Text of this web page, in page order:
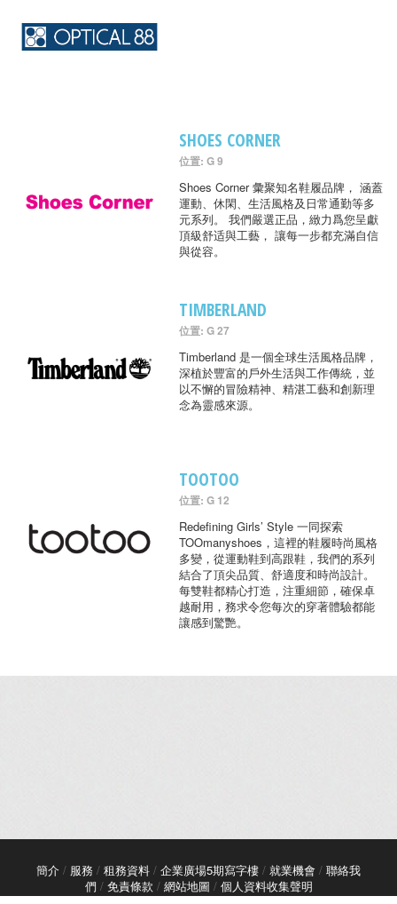
SHOES CORNER
位置: G 9
Shoes Corner 彙聚知名鞋履品牌， 涵蓋
運動、休閑、生活風格及日常通勤等多
元系列。 我們嚴選正品，緻力爲您呈獻
頂級舒适與工藝， 讓每一步都充滿自信
與從容。
TIMBERLAND
位置: G 27
Timberland 是一個全球生活風格品牌，
深植於豐富的戶外生活與工作傳統，並
以不懈的冒險精神、精湛工藝和創新理
念為靈感來源。
TOOTOO
位置: G 12
Redefining Girls’ Style 一同探索
TOOmanyshoes，這裡的鞋履時尚風格
多變，從運動鞋到高跟鞋，我們的系列
結合了頂尖品質、舒適度和時尚設計。
每雙鞋都精心打造，注重細節，確保卓
越耐用，務求令您每次的穿著體驗都能
讓感到驚艷。
簡介 / 服務 / 租務資料 / 企業廣場5期寫字樓 / 就業機會 / 聯絡我
們 / 免責條款 / 網站地圖 / 個人資料收集聲明